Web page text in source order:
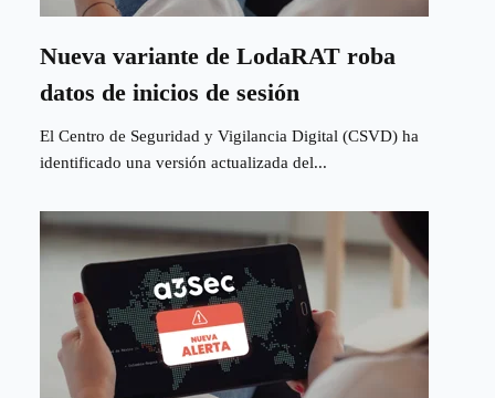
Nueva variante de LodaRAT roba
datos de inicios de sesión
El Centro de Seguridad y Vigilancia Digital (CSVD) ha
identificado una versión actualizada del...